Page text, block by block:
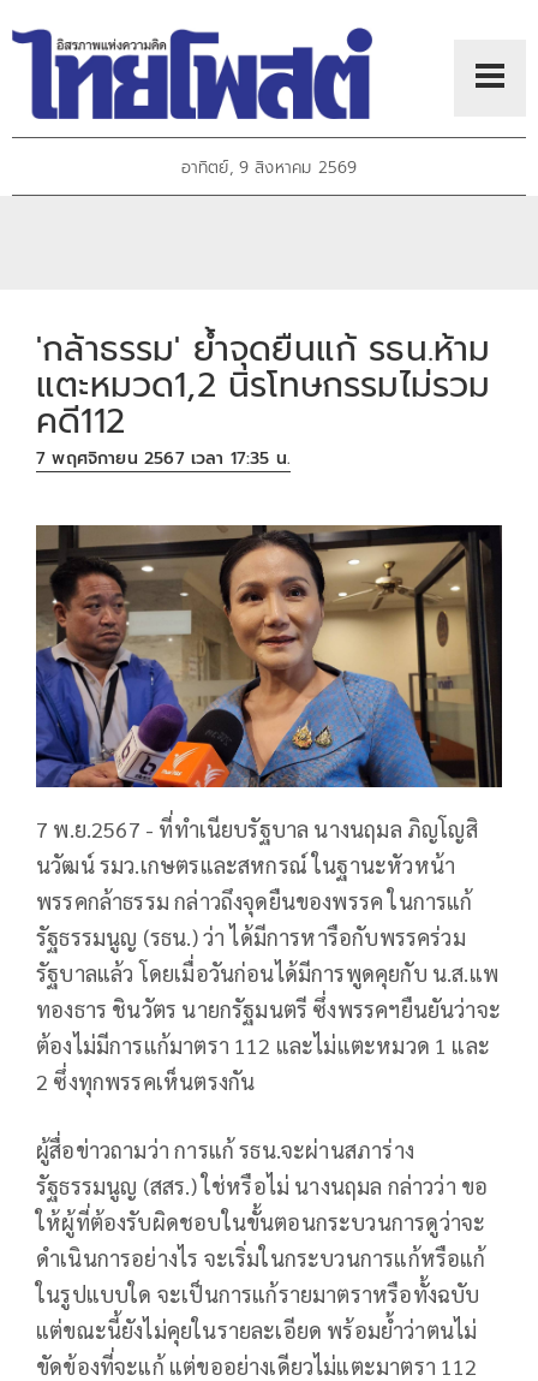
อาทิตย์, 9 สิงหาคม 2569
'กล้าธรรม' ย้ำจุดยืนแก้ รธน.ห้าม
แตะหมวด1,2 นิรโทษกรรมไม่รวม
คดี112
7 พฤศจิกายน 2567 เวลา 17:35 น.
7 พ.ย.2567 - ที่ทำเนียบรัฐบาล นางนฤมล ภิญโญสิ
นวัฒน์ รมว.เกษตรและสหกรณ์ ในฐานะหัวหน้า
พรรคกล้าธรรม กล่าวถึงจุดยืนของพรรค ในการแก้
รัฐธรรมนูญ (รธน.) ว่า ได้มีการหารือกับพรรคร่วม
รัฐบาลแล้ว โดยเมื่อวันก่อนได้มีการพูดคุยกับ น.ส.แพ
ทองธาร ชินวัตร นายกรัฐมนตรี ซึ่งพรรคฯยืนยันว่าจะ
ต้องไม่มีการแก้มาตรา 112 และไม่แตะหมวด 1 และ
2 ซึ่งทุกพรรคเห็นตรงกัน
ผู้สื่อข่าวถามว่า การแก้ รธน.จะผ่านสภาร่าง
รัฐธรรมนูญ (สสร.) ใช่หรือไม่ นางนฤมล กล่าวว่า ขอ
ให้ผู้ที่ต้องรับผิดชอบในขั้นตอนกระบวนการดูว่าจะ
ดำเนินการอย่างไร จะเริ่มในกระบวนการแก้หรือแก้
ในรูปแบบใด จะเป็นการแก้รายมาตราหรือทั้งฉบับ
แต่ขณะนี้ยังไม่คุยในรายละเอียด พร้อมย้ำว่าตนไม่
ขัดข้องที่จะแก้ แต่ขออย่างเดียวไม่แตะมาตรา 112